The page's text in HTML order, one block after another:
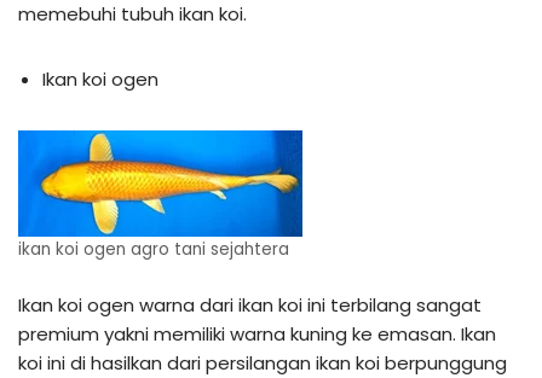
memebuhi tubuh ikan koi.
Ikan koi ogen
ikan koi ogen agro tani sejahtera
Ikan koi ogen warna dari ikan koi ini terbilang sangat
premium yakni memiliki warna kuning ke emasan. Ikan
koi ini di hasilkan dari persilangan ikan koi berpunggung